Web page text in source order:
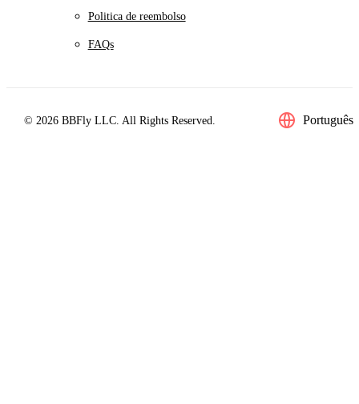
Politica de reembolso
FAQs
© 2026 BBFly LLC. All Rights Reserved. Português